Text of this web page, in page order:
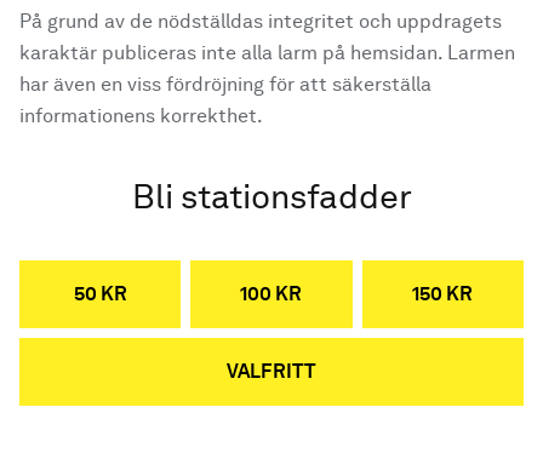
På grund av de nödställdas integritet och uppdragets
karaktär publiceras inte alla larm på hemsidan. Larmen
har även en viss fördröjning för att säkerställa
informationens korrekthet.
Bli stationsfadder
50 KR 100 KR 150 KR
VALFRITT